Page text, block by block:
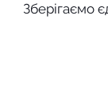
Зберігаємо